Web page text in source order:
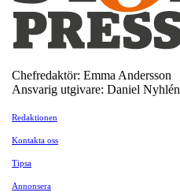
Chefredaktör: Emma Andersson
Ansvarig utgivare: Daniel Nyhlén
Redaktionen
Kontakta oss
Tipsa
Annonsera